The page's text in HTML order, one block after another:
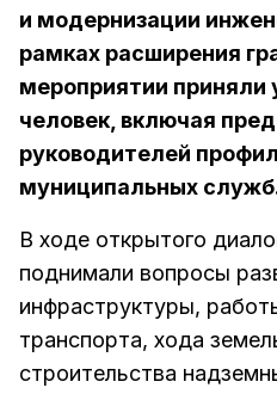
и модернизации
рамках расширения
мероприятии приняли
человек, включая
руководителей
муниципальных
В ходе открытого
поднимали вопросы
инфраструктуры,
транспорта, хода
строительства